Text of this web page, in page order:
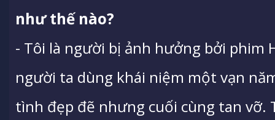
như thế nào?
- Tôi là người bị ảnh hưởng bởi phim
người ta dùng khái niệm một vạn
tình đẹp đẽ nhưng cuối cùng tan vỡ.